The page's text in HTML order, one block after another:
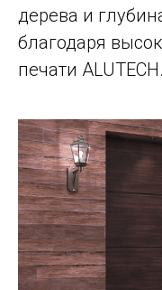
дерева и
благодаря
печати ALUTECH.